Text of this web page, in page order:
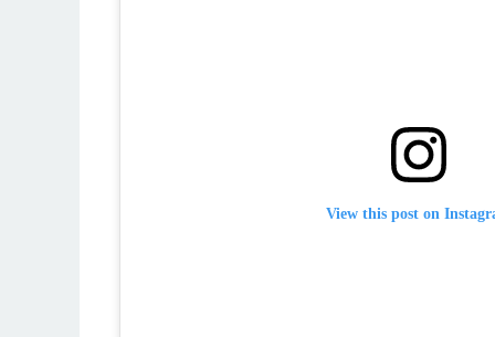
View this post on